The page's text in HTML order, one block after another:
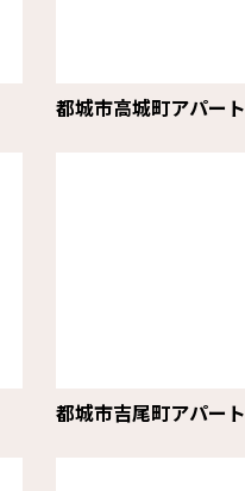
都城市高城町アパート
都城市吉尾町アパート